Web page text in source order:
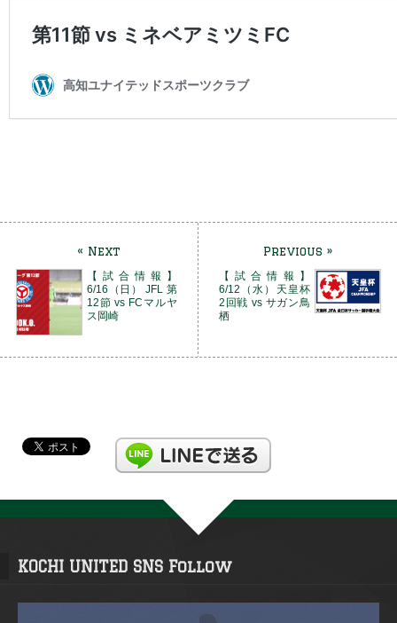
« Next
【試合情報】
6/16（日） JFL 第
12節 vs FCマルヤ
ス岡崎
Previous »
【試合情報】
6/12（水）天皇杯
2回戦 vs サガン鳥
栖
KOCHI UNITED SNS Follow